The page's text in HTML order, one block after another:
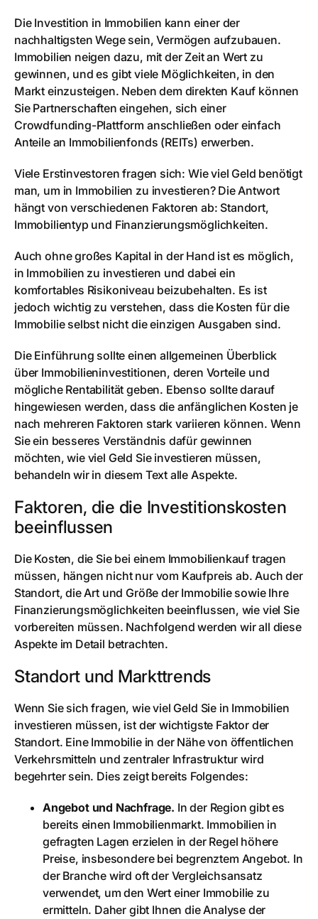
Die Investition in Immobilien kann einer der
nachhaltigsten Wege sein, Vermögen aufzubauen.
Immobilien neigen dazu, mit der Zeit an Wert zu
gewinnen, und es gibt viele Möglichkeiten, in den
Markt einzusteigen. Neben dem direkten Kauf können
Sie Partnerschaften eingehen, sich einer
Crowdfunding-Plattform anschließen oder einfach
Anteile an Immobilienfonds (REITs) erwerben.
Viele Erstinvestoren fragen sich: Wie viel Geld benötigt
man, um in Immobilien zu investieren? Die Antwort
hängt von verschiedenen Faktoren ab: Standort,
Immobilientyp und Finanzierungsmöglichkeiten.
Auch ohne großes Kapital in der Hand ist es möglich,
in Immobilien zu investieren und dabei ein
komfortables Risikoniveau beizubehalten. Es ist
jedoch wichtig zu verstehen, dass die Kosten für die
Immobilie selbst nicht die einzigen Ausgaben sind.
Die Einführung sollte einen allgemeinen Überblick
über Immobilieninvestitionen, deren Vorteile und
mögliche Rentabilität geben. Ebenso sollte darauf
hingewiesen werden, dass die anfänglichen Kosten je
nach mehreren Faktoren stark variieren können. Wenn
Sie ein besseres Verständnis dafür gewinnen
möchten, wie viel Geld Sie investieren müssen,
behandeln wir in diesem Text alle Aspekte.
Faktoren, die die Investitionskosten
beeinflussen
Die Kosten, die Sie bei einem Immobilienkauf tragen
müssen, hängen nicht nur vom Kaufpreis ab. Auch der
Standort, die Art und Größe der Immobilie sowie Ihre
Finanzierungsmöglichkeiten beeinflussen, wie viel Sie
vorbereiten müssen. Nachfolgend werden wir all diese
Aspekte im Detail betrachten.
Standort und Markttrends
Wenn Sie sich fragen, wie viel Geld Sie in Immobilien
investieren müssen, ist der wichtigste Faktor der
Standort. Eine Immobilie in der Nähe von öffentlichen
Verkehrsmitteln und zentraler Infrastruktur wird
begehrter sein. Dies zeigt bereits Folgendes:
Angebot und Nachfrage. In der Region gibt es
bereits einen Immobilienmarkt. Immobilien in
gefragten Lagen erzielen in der Regel höhere
Preise, insbesondere bei begrenztem Angebot. In
der Branche wird oft der Vergleichsansatz
verwendet, um den Wert einer Immobilie zu
ermitteln. Daher gibt Ihnen die Analyse der